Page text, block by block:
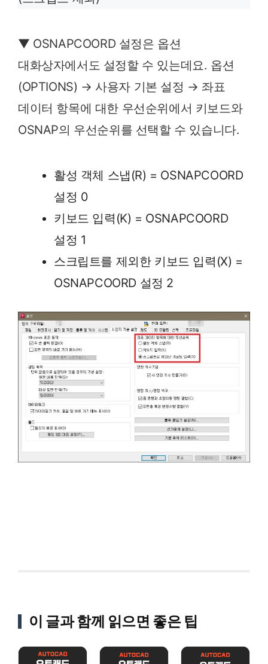
▼ OSNAPCOORD 설정은 옵션
대화상자에서도 설정할 수 있는데요. 옵션
(OPTIONS) → 사용자 기본 설정 → 좌표
데이터 항목에 대한 우선순위에서 키보드와
OSNAP의 우선순위를 선택할 수 있습니다.
활성 객체 스냅(R) = OSNAPCOORD
설정 0
키보드 입력(K) = OSNAPCOORD
설정 1
스크립트를 제외한 키보드 입력(X) =
OSNAPCOORD 설정 2
이 글과 함께 읽으면 좋은 팁